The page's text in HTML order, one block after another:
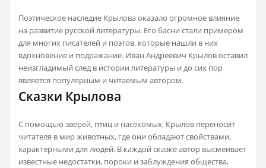
Поэтическое наследие Крылова оказало огромное влияние
на развитие русской литературы. Его басни стали примером
для многих писателей и поэтов, которые нашли в них
вдохновение и подражание. Иван Андреевич Крылов оставил
неизгладимый след в истории литературы и до сих пор
является популярным и читаемым автором.
Сказки Крылова
С помощью зверей, птиц и насекомых, Крылов переносит
читателя в мир животных, где они обладают свойствами,
характерными для людей. В каждой сказке автор высмеивает
известные недостатки, пороки и заблуждения общества,